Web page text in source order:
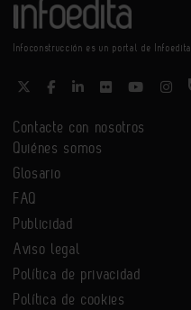
Infoconstrucción es un portal de Infoedita
Contacte con nosotros
Quiénes somos
Glosario
FAQ
Publicidad
Aviso legal
Política de privacidad
Política de cookies